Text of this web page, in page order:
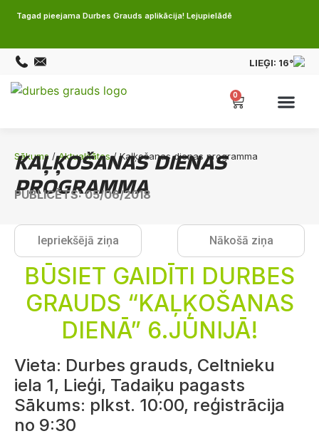
Tagad pieejama Durbes Grauds aplikācija! Lejupielādē
LIEĢI: 16°
0
Sākums /Aktualitātes/ Kaļķošanas dienas programma
KAĻĶOŠANAS DIENAS
PROGRAMMA
PUBLICĒTS: 05/06/2018
Nākošā ziņa
Iepriekšējā ziņa
BŪSIET GAIDĪTI DURBES
GRAUDS “KAĻĶOŠANAS
DIENĀ” 6.JŪNIJĀ!
Vieta: Durbes grauds, Celtnieku
iela 1, Lieģi, Tadaiķu pagasts
Sākums: plkst. 10:00, reģistrācija
no 9:30